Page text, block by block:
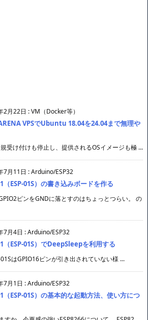
2月22日 :VM（Docker等）
VPSでUbuntu 18.04を24.04まで無理や
受け付けも停止し、提供されるOSイメージも極 ...
7月11日 :Arduino/ESP32
（ESP-01S）の書き込みボードを作る
ピンをGNDに落とすのはちょっとつらい。 の
7月4日 :Arduino/ESP32
（ESP-01S）でDeepSleepを利用する
はGPIO16ピンが引き出されていない様 ...
7月1日 :Arduino/ESP32
（ESP-01S）の基本的な起動方法、使い方につ